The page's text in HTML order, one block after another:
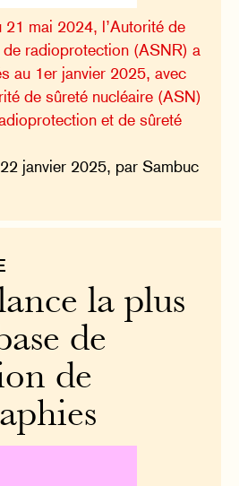
mai 2024, l’Autorité de
radioprotection (ASNR) a
au 1er janvier 2025, avec
de sûreté nucléaire (ASN)
et de sûreté
22 janvier 2025, par Sambuc
la plus
de
de